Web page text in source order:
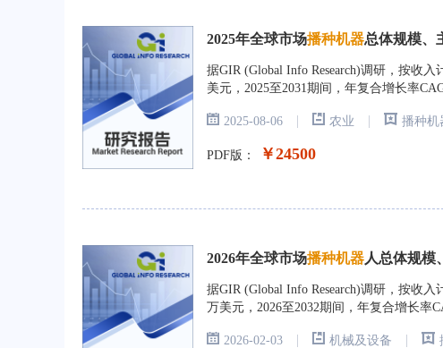
2025年全球市场播种机器总体规模、
据GIR (Global Info Research)调研，按收
美元，2025至2031期间，年复合增长率
2025-08-06 | 农业 | 播种机
PDF版： ￥24500
2026年全球市场播种机器人总体规模
据GIR (Global Info Research)调研，按收
万美元，2026至2032期间，年复合增长率
2026-02-03 | 机械及设备 |